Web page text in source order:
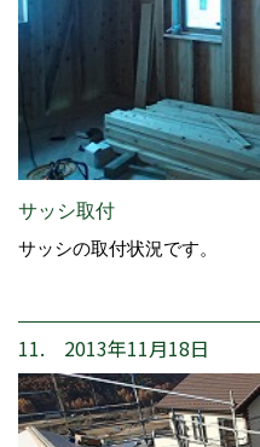
サッシ取付
サッシの取付状況です。
11. 2013年11月18日